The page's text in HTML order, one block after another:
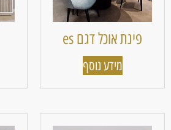
פינת אוכל דגם es
מידע נוסף